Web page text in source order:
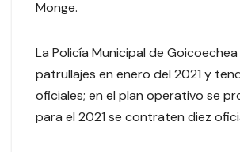
Monge.
La Policía Municipal de
patrullajes en enero del 2021 y
oficiales; en el plan operativo se
para el 2021 se contraten diez